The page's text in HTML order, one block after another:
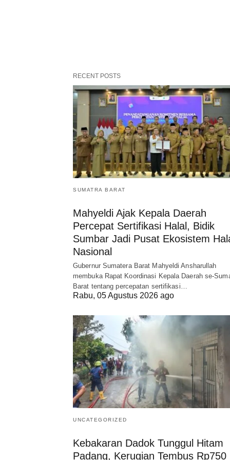
RECENT POSTS
SUMATRA BARAT
Mahyeldi Ajak Kepala Daerah
Percepat Sertifikasi Halal, Bidik
Sumbar Jadi Pusat Ekosistem
Nasional
Gubernur Sumatera Barat Mahyeldi Ansharullah
membuka Rapat Koordinasi Kepala Daerah se-
Barat tentang percepatan sertifikasi…
Rabu, 05 Agustus 2026 ago
UNCATEGORIZED
Kebakaran Dadok Tunggul Hitam
Padang, Kerugian Tembus Rp750